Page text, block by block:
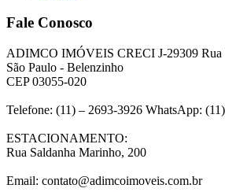
Fale Conosco
ADIMCO IMÓVEIS CRECI J-29309 Rua
São Paulo - Belenzinho
CEP 03055-020
Telefone: (11) – 2693-3926 WhatsApp:
ESTACIONAMENTO:
Rua Saldanha Marinho, 200
Email: contato@adimcoimoveis.com.br